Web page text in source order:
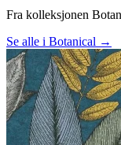
Fra kolleksjonen
Se alle i Botanical →